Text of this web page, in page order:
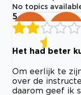
No topics
5
Het had beter
Om eerlijk te
over de
daarom geef ik